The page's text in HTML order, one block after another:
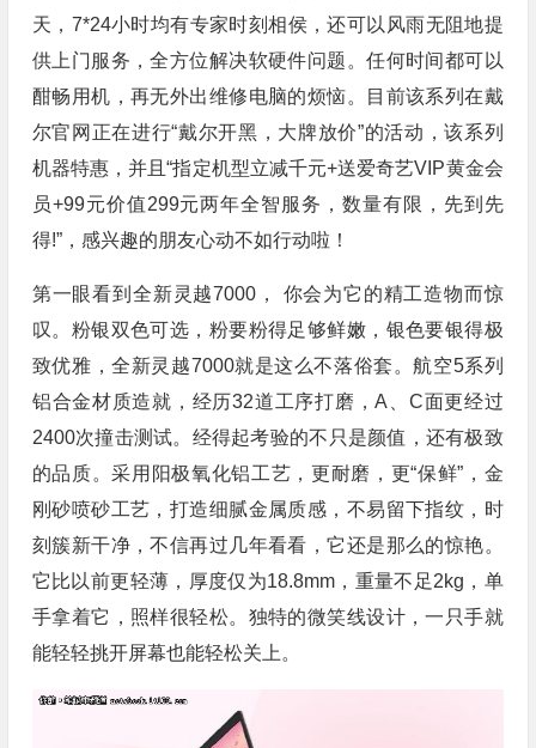
天，7*24小时均有专家时刻相侯，还可以风雨无阻地提
供上门服务，全方位解决软硬件问题。任何时间都可以
酣畅用机，再无外出维修电脑的烦恼。目前该系列在戴
尔官网正在进行“戴尔开黑，大牌放价”的活动，该系列
机器特惠，并且“指定机型立减千元+送爱奇艺VIP黄金会
员+99元价值299元两年全智服务，数量有限，先到先
得!”，感兴趣的朋友心动不如行动啦！
第一眼看到全新灵越7000， 你会为它的精工造物而惊
叹。粉银双色可选，粉要粉得足够鲜嫩，银色要银得极
致优雅，全新灵越7000就是这么不落俗套。航空5系列
铝合金材质造就，经历32道工序打磨，A、C面更经过
2400次撞击测试。经得起考验的不只是颜值，还有极致
的品质。采用阳极氧化铝工艺，更耐磨，更“保鲜”，金
刚砂喷砂工艺，打造细腻金属质感，不易留下指纹，时
刻簇新干净，不信再过几年看看，它还是那么的惊艳。
它比以前更轻薄，厚度仅为18.8mm，重量不足2kg，单
手拿着它，照样很轻松。独特的微笑线设计，一只手就
能轻轻挑开屏幕也能轻松关上。